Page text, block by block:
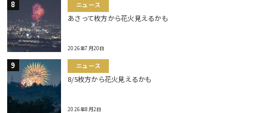
ニュース
あさって枚方から花火見えるかも
2026年7月20日
ニュース
8/5枚方から花火見えるかも
2026年8月2日